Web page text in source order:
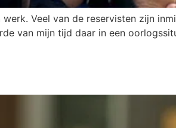
Veel van de reservisten zijn
van mijn tijd daar in een